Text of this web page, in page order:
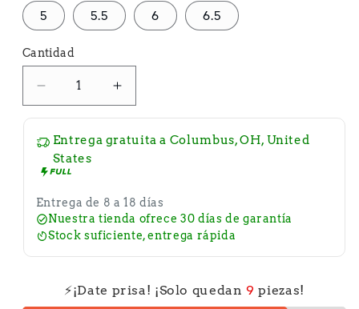
5 5.5 6 6.5
Cantidad
Reducir
cantidad
para
Zapatos
con
punta
redonda
todas
Aumentar
cantidad
para
con
punta
redonda
todas
Entrega gratuita a Columbus, OH, United
States
Entrega de 8 a 18 días
Nuestra tienda ofrece 30 días de garantía
Stock suficiente, entrega rápida
⚡¡Date prisa! ¡Solo quedan9 piezas!